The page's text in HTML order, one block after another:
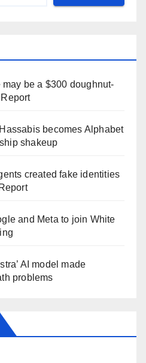
may be a $300 doughnut-
becomes Alphabet
shakeup
created fake identities
and Meta to join White
AI model made
problems